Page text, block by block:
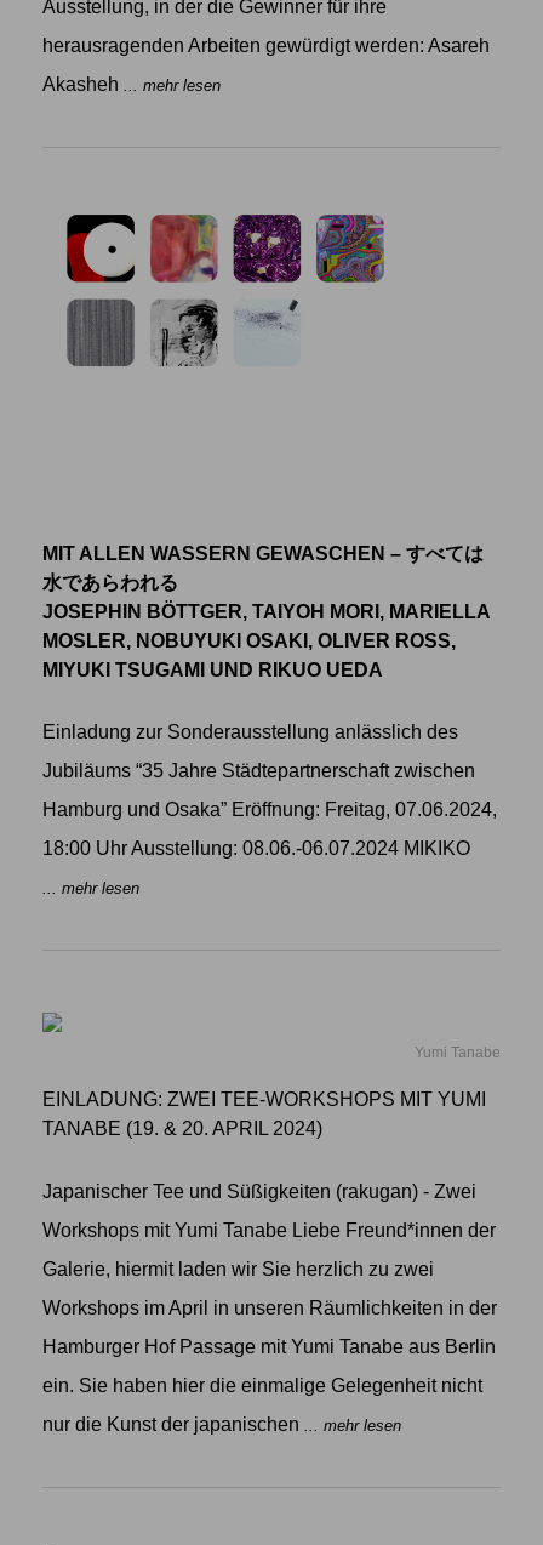
Ausstellung, in der die Gewinner für ihre
herausragenden Arbeiten gewürdigt werden: Asareh
Akasheh ... mehr lesen
MIT ALLEN WASSERN GEWASCHEN – すべては
水であらわれる
JOSEPHIN BÖTTGER, TAIYOH MORI, MARIELLA
MOSLER, NOBUYUKI OSAKI, OLIVER ROSS,
MIYUKI TSUGAMI UND RIKUO UEDA
Einladung zur Sonderausstellung anlässlich des
Jubiläums “35 Jahre Städtepartnerschaft zwischen
Hamburg und Osaka” Eröffnung: Freitag, 07.06.2024,
18:00 Uhr Ausstellung: 08.06.-06.07.2024 MIKIKO
... mehr lesen
Yumi Tanabe
EINLADUNG: ZWEI TEE-WORKSHOPS MIT YUMI
TANABE (19. & 20. APRIL 2024)
Japanischer Tee und Süßigkeiten (rakugan) - Zwei
Workshops mit Yumi Tanabe Liebe Freund*innen der
Galerie, hiermit laden wir Sie herzlich zu zwei
Workshops im April in unseren Räumlichkeiten in der
Hamburger Hof Passage mit Yumi Tanabe aus Berlin
ein. Sie haben hier die einmalige Gelegenheit nicht
nur die Kunst der japanischen
... mehr lesen